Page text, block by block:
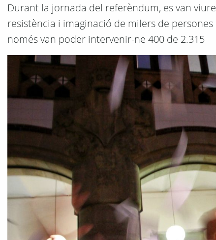
Durant la jornada del referèndum, es van
resistència i imaginació de milers de
només van poder intervenir-ne 400 de 2.315